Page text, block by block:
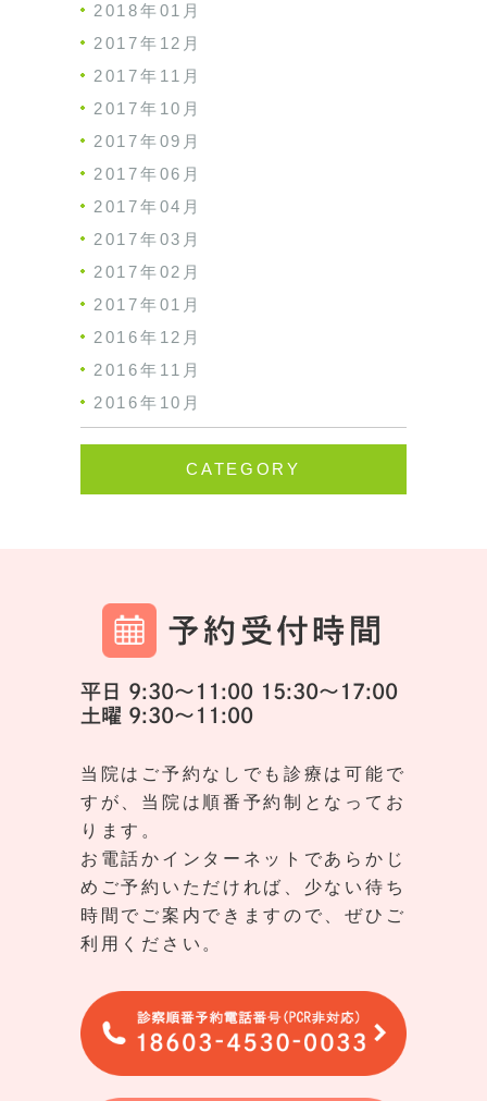
2018年01月
2017年12月
2017年11月
2017年10月
2017年09月
2017年06月
2017年04月
2017年03月
2017年02月
2017年01月
2016年12月
2016年11月
2016年10月
CATEGORY
予約受付時間
平日 9:30～11:00 15:30～17:00
土曜 9:30～11:00
当院はご予約なしでも診療は可能で
すが、当院は順番予約制となってお
ります。
お電話かインターネットであらかじ
めご予約いただければ、少ない待ち
時間でご案内できますので、ぜひご
利用ください。